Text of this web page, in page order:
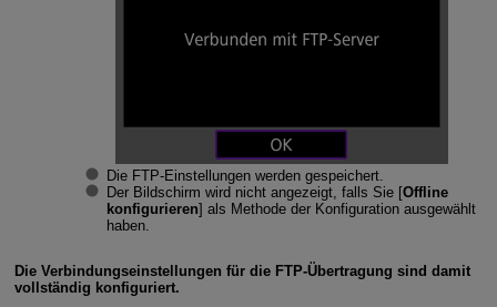
Die FTP-Einstellungen werden gespeichert.
Der Bildschirm wird nicht angezeigt, falls Sie [Offline
konfigurieren] als Methode der Konfiguration ausgewählt
haben.
Die Verbindungseinstellungen für die FTP-Übertragung sind damit
vollständig konfiguriert.